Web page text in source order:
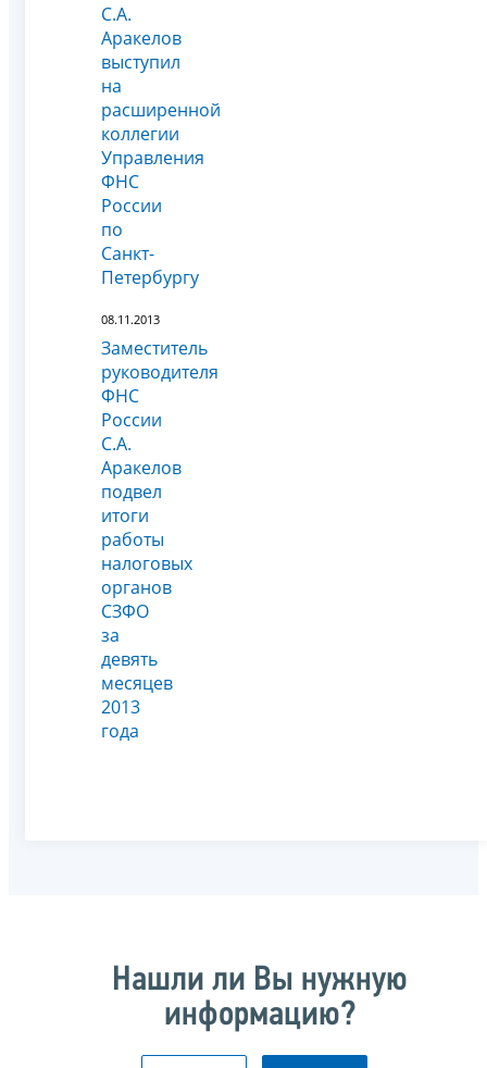
С.А.
Аракелов
выступил
на
расширенной
коллегии
Управления
ФНС
России
по
Санкт-
Петербургу
08.11.2013
Заместитель
руководителя
ФНС
России
С.А.
Аракелов
подвел
итоги
работы
налоговых
органов
СЗФО
за
девять
месяцев
2013
года
Нашли ли Вы нужную
информацию?